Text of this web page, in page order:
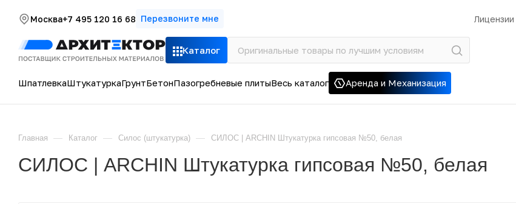
Москва+7 495 120 16 68 Перезвоните мне
Каталог
ШпатлевкаШтукатуркаГрунтБетонПазогребневые плитыВесь каталог Аренда и Механизация
Главная — Каталог — Силос (штукатурка) — СИЛОС | ARCHIN Штукатурка гипсовая №50, белая
СИЛОС | ARCHIN Штукатурка гипсовая №50, белая